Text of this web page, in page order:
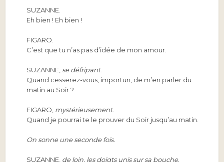
SUZANNE.
Eh bien ! Eh bien !
FIGARO.
C’est que tu n’as pas d’idée de mon amour.
SUZANNE, se défripant.
Quand cesserez-vous, importun, de m’en parler du
matin au Soir ?
FIGARO, mystérieusement.
Quand je pourrai te le prouver du Soir jusqu’au matin.
On sonne une seconde fois.
SUZANNE, de loin, les doigts unis sur sa bouche.